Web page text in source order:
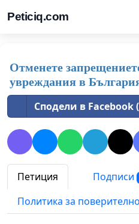
Peticiq.com
Отменете
увреждания в
Сподели в Facebook
Петиция Подписи
Политика за